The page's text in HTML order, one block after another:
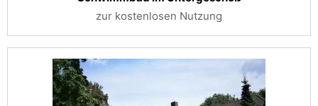
zur kostenlosen Nutzung